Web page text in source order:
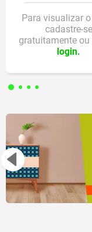
Para visualizar
cadastre-se
gratuitamente
login.